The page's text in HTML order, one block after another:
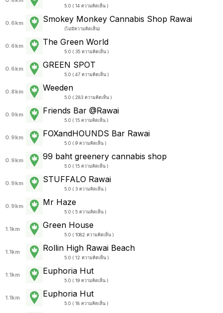
5.0 ( 14 ความคิดเห็น )
0.6km Smokey Monkey Cannabis Shop Rawai
(ไม่มีความคิดเห็น)
0.6km The Green World
5.0 ( 35 ความคิดเห็น )
0.6km GREEN SPOT
5.0 ( 47 ความคิดเห็น )
0.8km Weeden
5.0 ( 283 ความคิดเห็น )
0.9km Friends Bar @Rawai
5.0 ( 15 ความคิดเห็น )
0.9km FOXandHOUNDS Bar Rawai
5.0 ( 9 ความคิดเห็น )
0.9km 99 baht greenery cannabis shop
5.0 ( 15 ความคิดเห็น )
0.9km STUFFALO Rawai
5.0 ( 3 ความคิดเห็น )
0.9km Mr Haze
5.0 ( 5 ความคิดเห็น )
1.1km Green House
5.0 ( 1082 ความคิดเห็น )
1.1km Rollin High Rawai Beach
5.0 ( 12 ความคิดเห็น )
1.1km Euphoria Hut
5.0 ( 19 ความคิดเห็น )
1.1km Euphoria Hut
5.0 ( 18 ความคิดเห็น )